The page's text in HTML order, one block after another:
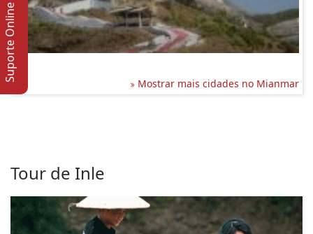
Mostrar mais cidades no Mianmar
Tour de Inle
Suporte Online